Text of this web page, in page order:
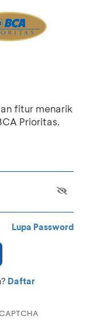
fitur menarik
Prioritas.
Lupa Password
Daftar